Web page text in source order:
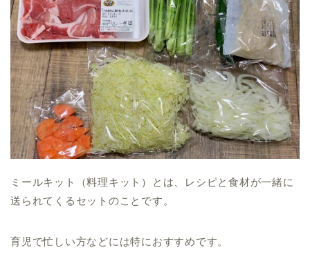
ミールキット（料理キット）とは、レシピと食材が一緒に
送られてくるセット のことです。
育児で忙しい方などには特におすすめです。